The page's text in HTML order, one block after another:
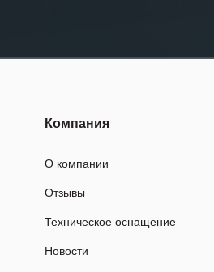
Компания
О компании
Отзывы
Техническое оснащение
Новости